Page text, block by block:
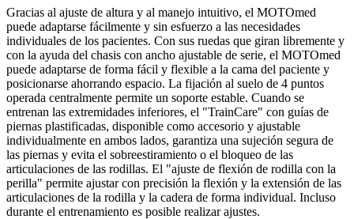
Gracias al ajuste de altura y al manejo intuitivo, el MOTOmed
puede adaptarse fácilmente y sin esfuerzo a las necesidades
individuales de los pacientes. Con sus ruedas que giran libremente y
con la ayuda del chasis con ancho ajustable de serie, el MOTOmed
puede adaptarse de forma fácil y flexible a la cama del paciente y
posicionarse ahorrando espacio. La fijación al suelo de 4 puntos
operada centralmente permite un soporte estable. Cuando se
entrenan las extremidades inferiores, el "TrainCare" con guías de
piernas plastificadas, disponible como accesorio y ajustable
individualmente en ambos lados, garantiza una sujeción segura de
las piernas y evita el sobreestiramiento o el bloqueo de las
articulaciones de las rodillas. El "ajuste de flexión de rodilla con la
perilla" permite ajustar con precisión la flexión y la extensión de las
articulaciones de la rodilla y la cadera de forma individual. Incluso
durante el entrenamiento es posible realizar ajustes.